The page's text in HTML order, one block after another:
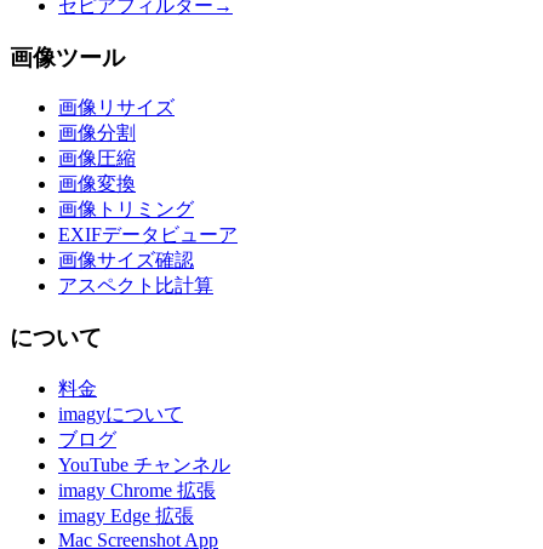
セピアフィルター →
画像ツール
画像リサイズ
画像分割
画像圧縮
画像変換
画像トリミング
EXIFデータビューア
画像サイズ確認
アスペクト比計算
について
料金
imagyについて
ブログ
YouTube チャンネル
imagy Chrome 拡張
imagy Edge 拡張
Mac Screenshot App